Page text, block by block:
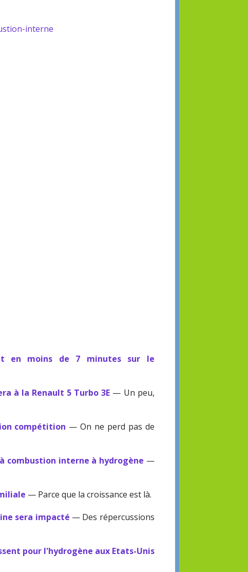
interne
en moins de 7 minutes sur le
à la Renault 5 Turbo 3E — Un peu,
compétition — On ne perd pas de
combustion interne à hydrogène —
— Parce que la croissance est là.
sera impacté — Des répercussions
pour l'hydrogène aux Etats-Unis